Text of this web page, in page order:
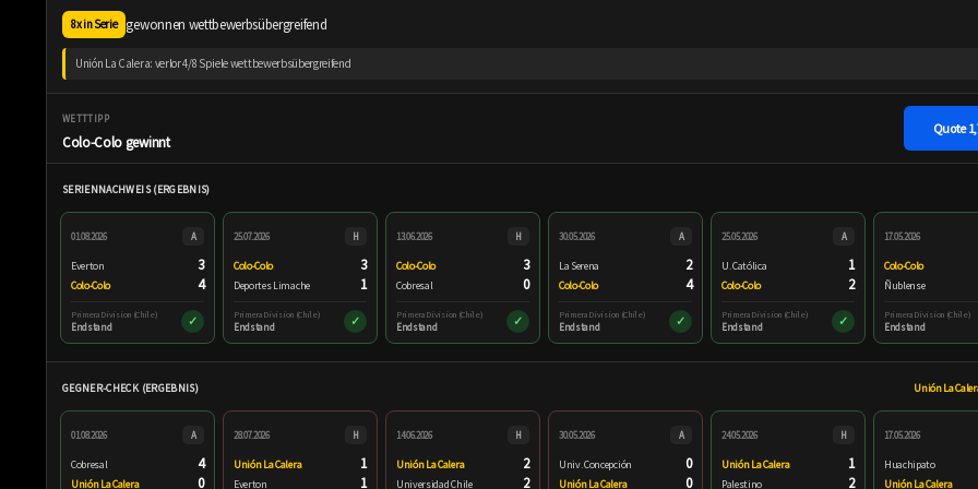
8x in Serie gewonnen wettbewerbsübergreifend
Unión La Calera: verlor 4/8 Spiele wettbewerbsübergreifend
WETTTIPP
Colo-Colo gewinnt
Quote
SERIENNACHWEIS (ERGEBNIS)
01.08.2026 A
Everton 3
Colo-Colo 4
Primera Division (Chile)
Endstand ✓
25.07.2026 H
Colo-Colo 3
Deportes Limache 1
Primera Division (Chile)
Endstand ✓
13.06.2026 H
Colo-Colo 3
Cobresal 0
Primera Division (Chile)
Endstand ✓
30.05.2026 A
La Serena 2
Colo-Colo 4
Primera Division (Chile)
Endstand ✓
25.05.2026 A
U. Católica 1
Colo-Colo 2
Primera Division (Chile)
Endstand ✓
17.05.2026
Colo-Colo
Ñublense
Primera Division (Chile)
Endstand
GEGNER-CHECK (ERGEBNIS) Unión La
01.08.2026 A
Cobresal 4
Unión La Calera 0
28.07.2026 H
Unión La Calera 1
Everton 1
14.06.2026 H
Unión La Calera 2
Universidad Chile 2
30.05.2026 A
Univ. Concepción 0
Unión La Calera 0
24.05.2026 H
Unión La Calera 1
Palestino 2
17.05.2026
Huachipato
Unión La Calera